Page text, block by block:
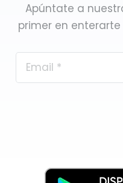
Apúntate a
primer en